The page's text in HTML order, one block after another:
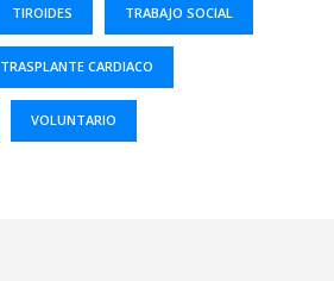
TIROIDES TRABAJO SOCIAL
TRASPLANTE CARDIACO
VOLUNTARIO